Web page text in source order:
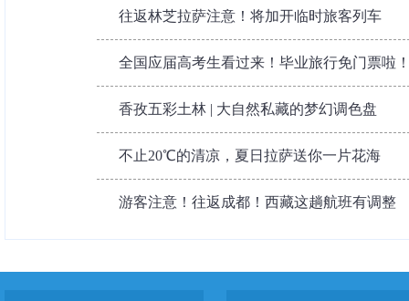
往返林芝拉萨注意！将加开临时旅客列车
全国应届高考生看过来！毕业旅行免门票啦
香孜五彩土林 | 大自然私藏的梦幻调色盘
不止20℃的清凉，夏日拉萨送你一片花海
游客注意！往返成都！西藏这趟航班有调整